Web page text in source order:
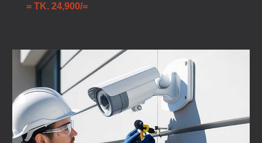
= TK.24,900/=